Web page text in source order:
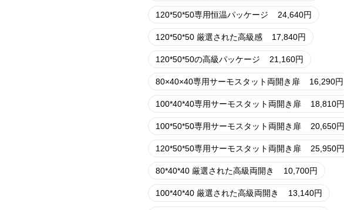
120*50*50専用恒温パッケージ 24,640円
120*50*50 厳選された高級感 17,840円
120*50*50の高級パッケージ 21,160円
80×40×40専用サーモスタット両開き扉 16,290円
100*40*40専用サーモスタット両開き扉 18,810円
100*50*50専用サーモスタット両開き扉 20,650円
120*50*50専用サーモスタット両開き扉 25,950円
80*40*40 厳選された高級両開き 10,700円
100*40*40 厳選された高級両開き 13,140円